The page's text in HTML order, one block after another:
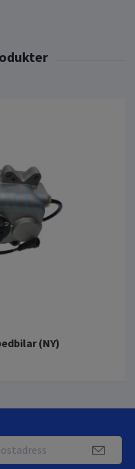
(NY)